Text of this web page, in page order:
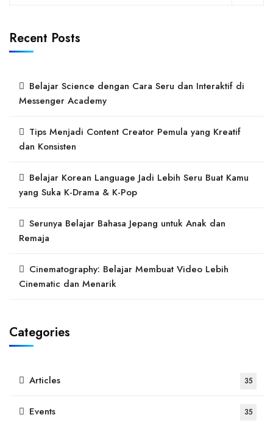
Recent Posts
Belajar Science dengan Cara Seru dan Interaktif di
Messenger Academy
Tips Menjadi Content Creator Pemula yang Kreatif
dan Konsisten
Belajar Korean Language Jadi Lebih Seru Buat Kamu
yang Suka K-Drama & K-Pop
Serunya Belajar Bahasa Jepang untuk Anak dan
Remaja
Cinematography: Belajar Membuat Video Lebih
Cinematic dan Menarik
Categories
Articles 35
Events 35